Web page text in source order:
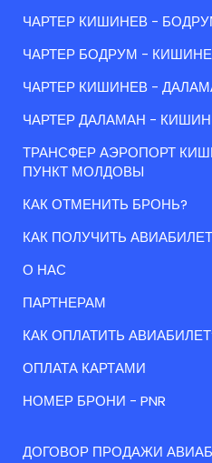
ЧАРТЕР КИШИНЕВ -
ЧАРТЕР БОДРУМ -
ЧАРТЕР КИШИНЕВ -
ЧАРТЕР ДАЛАМАН -
ТРАНСФЕР АЭРОПОРТ
ПУНКТ МОЛДОВЫ
КАК ОТМЕНИТЬ БРОНЬ?
КАК ПОЛУЧИТЬ
О НАС
ПАРТНЕРАМ
КАК ОПЛАТИТЬ
ОПЛАТА КАРТАМИ
НОМЕР БРОНИ - PNR
ДОГОВОР ПРОДАЖИ